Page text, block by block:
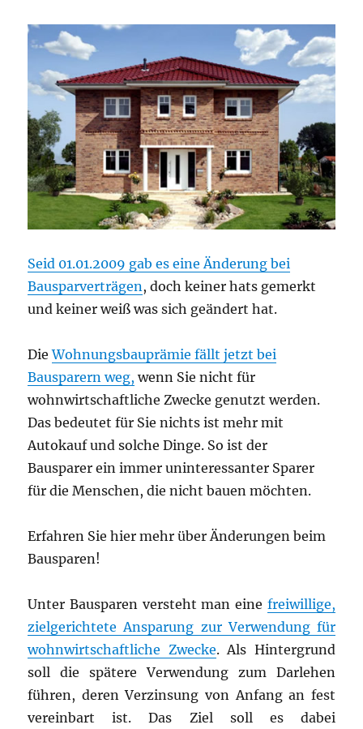
Seid 01.01.2009 gab es eine Änderung bei
Bausparverträgen, doch keiner hats gemerkt
und keiner weiß was sich geändert hat.
DieWohnungsbauprämie fällt jetzt bei
Bausparern weg, wenn Sie nicht für
wohnwirtschaftliche Zwecke genutzt werden.
Das bedeutet für Sie nichts ist mehr mit
Autokauf und solche Dinge. So ist der
Bausparer ein immer uninteressanter Sparer
für die Menschen, die nicht bauen möchten.
Erfahren Sie hier mehr über Änderungen beim
Bausparen!
Unter Bausparen versteht man eine freiwillige,
zielgerichtete Ansparung zur Verwendung für
wohnwirtschaftliche Zwecke. Als Hintergrund
soll die spätere Verwendung zum Darlehen
führen, deren Verzinsung von Anfang an fest
vereinbart ist. Das Ziel soll es dabei